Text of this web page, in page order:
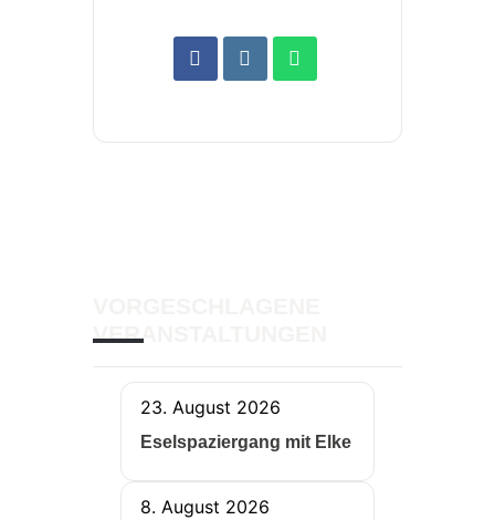
VERANSTALTUNGEN
23. August 2026
Eselspaziergang mit Elke
8. August 2026